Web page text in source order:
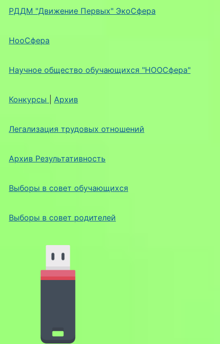
РДДМ "Движение Первых" ЭкоСфера
НооСфера
Научное общество обучающихся "НООСфера"
Конкурсы Архив
Легализация трудовых отношений
Архив Результативность
Выборы в совет обучающихся
Выборы в совет родителей